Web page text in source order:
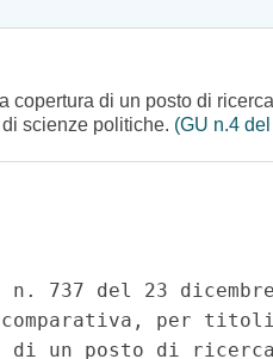
di un posto di
scienze politiche. (GU n.4